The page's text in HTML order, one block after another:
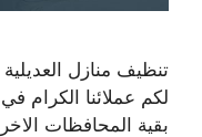
تنظيف منازل
لكم عملائنا الكرام
بقية المحافظات